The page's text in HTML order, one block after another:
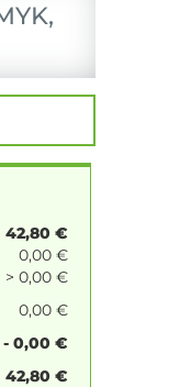
42,80 €
0,00 €
> 0,00 €
0,00 €
- 0,00 €
42,80 €